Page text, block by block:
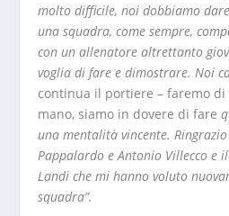
molto difficile, noi dobbiamo
una squadra, come sempre,
con un allenatore altrettanto
voglia di fare e dimostrare. Noi
continua il portiere – faremo
mano, siamo in dovere di fare
una mentalità vincente.
Pappalardo e Antonio Villecco e
Landi che mi hanno voluto
squadra”.